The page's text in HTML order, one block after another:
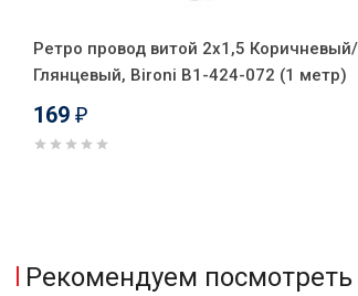
Ретро провод витой 2x1,5 Коричневый/
Глянцевый, Bironi B1-424-072 (1 метр)
169 ₽
Рекомендуем посмотреть